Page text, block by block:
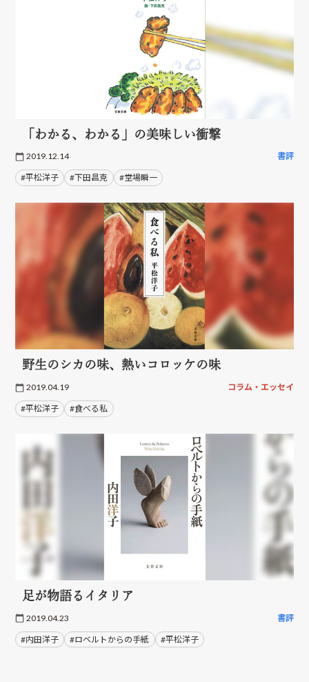
「わかる、わかる」の美味しい衝撃
2019.12.14 書評
#平松洋子 #下田昌克 #堂場瞬一
野生のシカの味、熱いコロッケの味
2019.04.19 コラム・エッセイ
#平松洋子 #食べる私
足が物語るイタリア
2019.04.23 書評
#内田洋子 #ロベルトからの手紙 #平松洋子